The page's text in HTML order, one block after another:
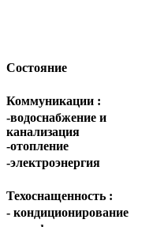
Состояние
Коммуникации :
-водоснабжение и
канализация
-отопление
-электроэнергия
Техоснащенность :
- кондиционирование